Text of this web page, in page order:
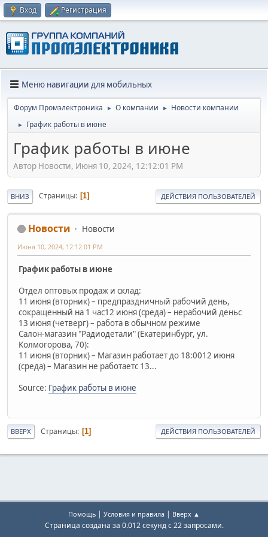
Вход Регистрация
Меню навигации для мобильных
Форум Промэлектроника ► О компании ► Новости компании
► График работы в июне
График работы в июне
Автор Новости, Июня 10, 2024, 12:12:01 PM
ВНИЗ Страницы 1 ДЕЙСТВИЯ ПОЛЬЗОВАТЕЛЕЙ
Новости Новости
Июня 10, 2024, 12:12:01 PM
График работы в июне
Отдел оптовых продаж и склад:
11 июня (вторник) – предпраздничный рабочий день,
сокращенный на 1 час12 июня (среда) – нерабочий деньс
13 июня (четверг) – работа в обычном режиме
Салон-магазин "Радиодетали" (Екатеринбург, ул.
Колмогорова, 70):
11 июня (вторник) – Магазин работает до 18:0012 июня
(среда) – Магазин не работаетс 13...
Source: График работы в июне
ВВЕРХ Страницы 1 ДЕЙСТВИЯ ПОЛЬЗОВАТЕЛЕЙ
Помощь | Условия и правила | Вверх ▲
Страница создана за 0.012 секунд с 22 запросами.